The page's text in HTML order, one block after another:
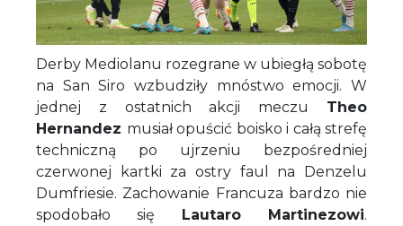
Derby Mediolanu rozegrane w ubiegłą sobotę
na San Siro wzbudziły mnóstwo emocji. W
jednej z ostatnich akcji meczu Theo
Hernandez musiał opuścić boisko i całą strefę
techniczną po ujrzeniu bezpośredniej
czerwonej kartki za ostry faul na Denzelu
Dumfriesie. Zachowanie Francuza bardzo nie
spodobało się Lautaro Martinezowi.